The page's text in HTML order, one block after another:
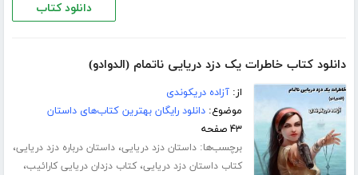
دانلود کتاب
دانلود کتاب خاطرات یک دزد دریایی ناتمام (الدوادو)
از:آزاده دریکوندی
موضوع:دانلود رایگان بهترین کتاب‌های داستان
۴۳ صفحه
برچسب‌ها:داستان دزد دریایی،داستان درباره دزد دریایی،
کتاب داستان دزد دریایی،کتاب دزدان دریایی کارائیب،